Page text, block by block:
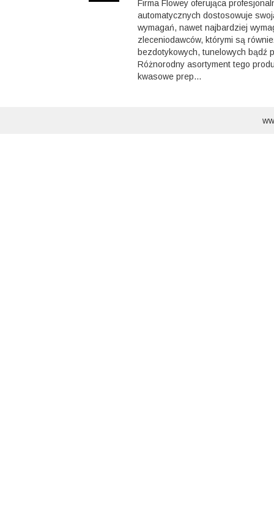
Firma Flowey oferująca
automatycznych dostosowuje
wymagań, nawet najbardziej
zleceniodawców, którymi są
bezdotykowych, tunelowych bądź
Różnorodny asortyment tego
kwasowe prep...